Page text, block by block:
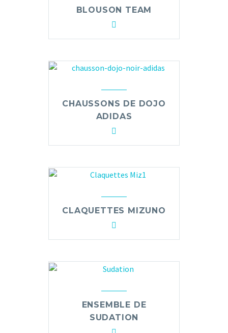
BLOUSON TEAM
CHAUSSONS DE DOJO
ADIDAS
CLAQUETTES MIZUNO
ENSEMBLE DE
SUDATION